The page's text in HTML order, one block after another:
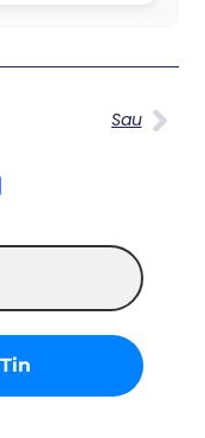
Sau